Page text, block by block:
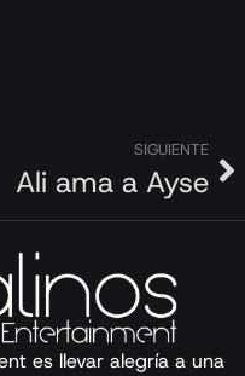
SIGUIENTE
Ali ama a Ayse
es llevar alegría a una